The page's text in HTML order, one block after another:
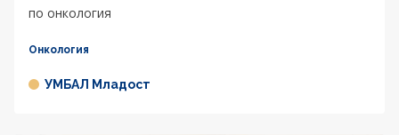
по онкология
Онкология
УМБАЛ Младост